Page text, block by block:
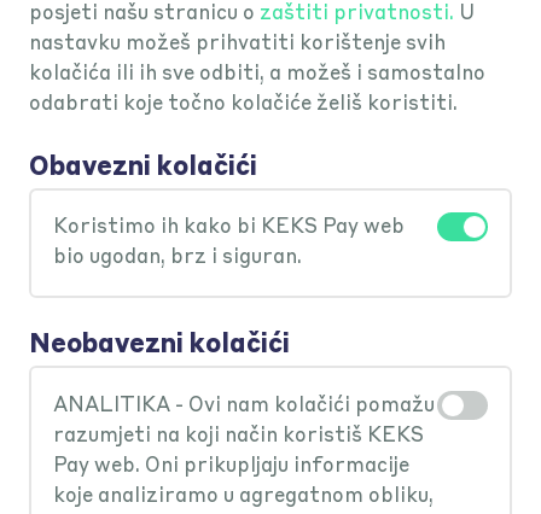
posjeti našu stranicu o zaštiti privatnosti. U
nastavku možeš prihvatiti korištenje svih
kolačića ili ih sve odbiti, a možeš i samostalno
odabrati koje točno kolačiće želiš koristiti.
Obavezni kolačići
Koristimo ih kako bi KEKS Pay web
bio ugodan, brz i siguran.
Neobavezni kolačići
ANALITIKA - Ovi nam kolačići pomažu
razumjeti na koji način koristiš KEKS
Pay web. Oni prikupljaju informacije
koje analiziramo u agregatnom obliku,